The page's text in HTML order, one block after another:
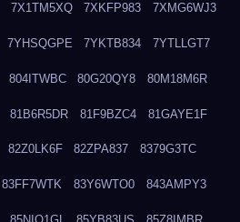
7X1TM5XQ 7XKFP983 7XMG6WJ3
7YHSQGPE 7YKTB834 7YTLLGT7
804ITWBC 80G20QY8 80M18M6R
81B6R5DR 81F9BZC4 81GAYE1F
82Z0LK6F 82ZPA837 8379G3TC
83FF7WTK 83Y6WTO0 843AMPY3